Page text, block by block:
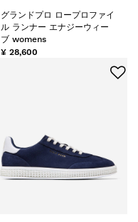
グランドプロ ロープロファイ
ル ランナー エナジーウィー
ブ womens
¥ 28,600